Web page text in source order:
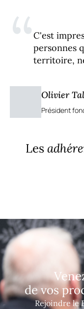
“C'est
personnes
territoire,
Olivier
Président
Les
de vos
Rejoindre le